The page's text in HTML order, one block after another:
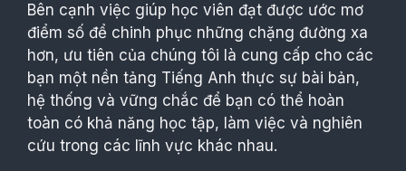
Bên cạnh việc giúp học viên đạt được ước mơ
điểm số để chinh phục những chặng đường xa
hơn, ưu tiên của chúng tôi là cung cấp cho các
bạn một nền tảng Tiếng Anh thực sự bài bản,
hệ thống và vững chắc để bạn có thể hoàn
toàn có khả năng học tập, làm việc và nghiên
cứu trong các lĩnh vực khác nhau.